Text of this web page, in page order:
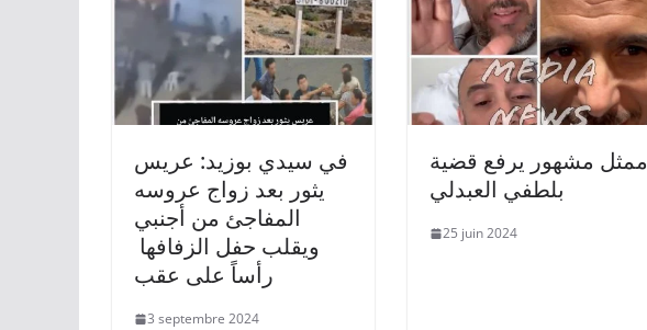
في سيدي بوزيد: عريس
يثور بعد زواج عروسه
المفاجئ من أجنبي
ويقلب حفل الزفافها
رأساً على عقب
3 septembre 2024
ممثل مشهور يرفع قضية
بلطفي العبدلي
25 juin 2024